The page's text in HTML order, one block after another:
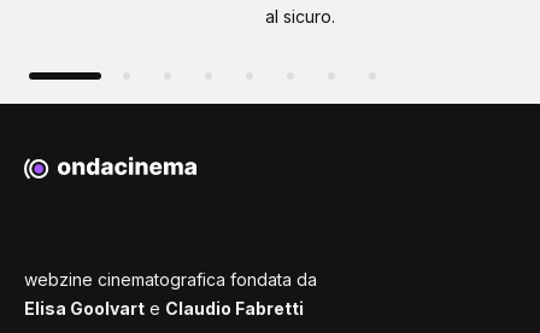
al sicuro.
webzine cinematografica fondata da
Elisa Goolvart e Claudio Fabretti